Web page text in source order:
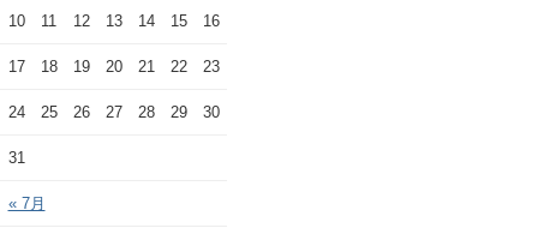
« 7月
10 11 12 13 14 15 16
17 18 19 20 21 22 23
24 25 26 27 28 29 30
31